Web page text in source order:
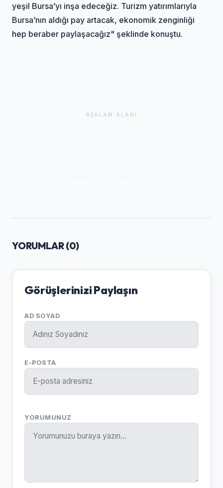
yeşil Bursa’yı inşa edeceğiz. Turizm yatırımlarıyla
Bursa’nın aldığı pay artacak, ekonomik zenginliği
hep beraber paylaşacağız" şeklinde konuştu.
REKLAM ALANI
YORUMLAR (0)
Görüşlerinizi Paylaşın
AD SOYAD
E-POSTA
YORUMUNUZ